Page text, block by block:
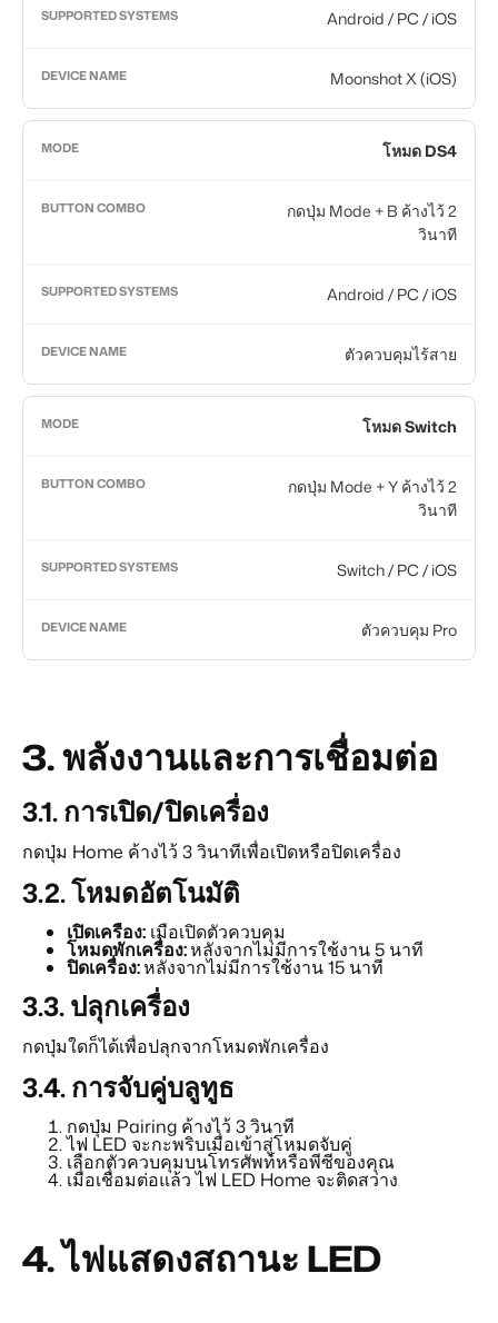
Android / PC / iOS
Moonshot X (iOS)
โหมด DS4
กดปุ่ม Mode + B ค้างไว้ 2
วินาที
Android / PC / iOS
ตัวควบคุมไร้สาย
โหมด Switch
กดปุ่ม Mode + Y ค้างไว้ 2
วินาที
Switch / PC / iOS
ตัวควบคุม Pro
3. พลังงานและการเชื่อมต่อ
3.1. การเปิด/ปิดเครื่อง
กดปุ่ม Home ค้างไว้ 3 วินาทีเพื่อเปิดหรือปิดเครื่อง
3.2. โหมดอัตโนมัติ
เปิดเครื่อง: เมื่อเปิดตัวควบคุม
โหมดพักเครื่อง:หลังจากไม่มีการใช้งาน 5 นาที
ปิดเครื่อง:หลังจากไม่มีการใช้งาน 15 นาที
3.3. ปลุกเครื่อง
กดปุ่มใดก็ได้เพื่อปลุกจากโหมดพักเครื่อง
3.4. การจับคู่บลูทูธ
กดปุ่ม Pairing ค้างไว้ 3 วินาที
ไฟ LED จะกะพริบเมื่อเข้าสู่โหมดจับคู่
เลือกตัวควบคุมบนโทรศัพท์หรือพีซีของคุณ
เมื่อเชื่อมต่อแล้ว ไฟ LED Home จะติดสว่าง
4.ไฟแสดงสถานะ LED